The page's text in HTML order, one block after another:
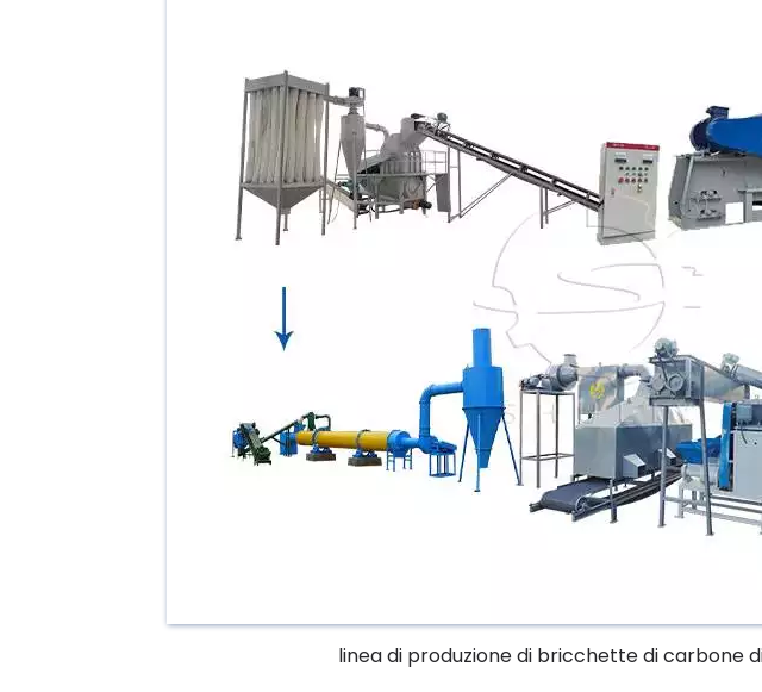
linea di produzione di bricchette di carbone